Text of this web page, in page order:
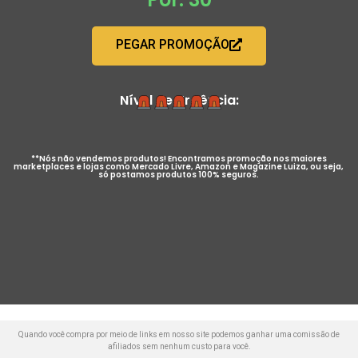
PEGAR PROMOÇÃO
Nível de Urgência:
**Nós não vendemos produtos! Encontramos promoção nos maiores
marketplaces e lojas como Mercado Livre, Amazon e Magazine Luiza, ou seja,
só postamos produtos 100% seguros.
Quando você compra por meio de links em nosso site podemos ganhar uma comissão de
afiliados sem nenhum custo para você.